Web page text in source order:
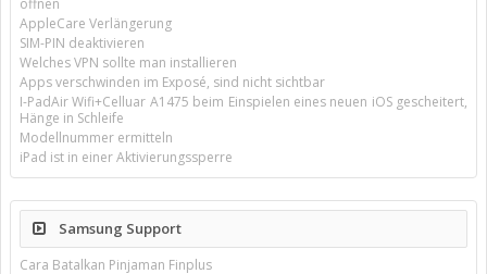
öffnen
AppleCare Verlängerung
SIM-PIN deaktivieren
Welches VPN sollte man installieren
Apps verschwinden im Exposé, sind nicht sichtbar
I-PadAir Wifi+Celluar A1475 beim Einspielen eines neuen iOS gescheitert,
Hänge in Schleife
Modellnummer ermitteln
iPad ist in einer Aktivierungssperre
Samsung Support
Cara Batalkan Pinjaman Finplus